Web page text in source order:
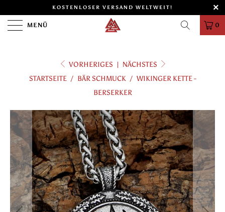
KOSTENLOSER VERSAND WELTWEIT!
MENÜ 0
VORHERIGES | NÄCHSTES
STARTSEITE / BÄR SCHMUCK / WIKINGER KETTE -
BERSERKER